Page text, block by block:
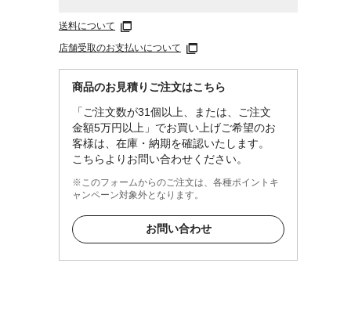
送料について
店舗受取のお支払いについて
商品のお見積りご注文はこちら
「ご注文数が31個以上、または、ご注文
金額5万円以上」でお買い上げご希望のお
客様は、在庫・納期を確認いたします。
こちらよりお問い合わせください。
※このフォームからのご注文は、各種ポイントキ
ャンペーン対象外となります。
お問い合わせ